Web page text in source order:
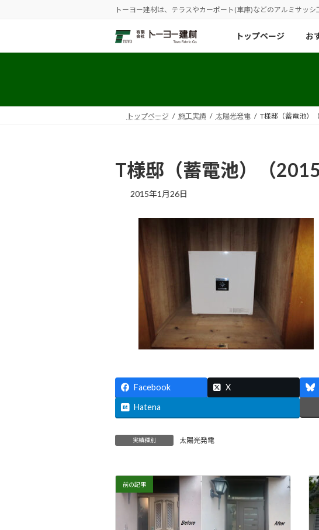
キ
に
トーヨー建材は、テラスやカーポート(車庫)などのアルミサッ
トップページ お
トップページ 施工実績 太陽光発電 T様邸（蓄電池）
T様邸（蓄電池）（
2015年1月26日
Facebook X
Hatena
実績種別 太陽光発電
前の記事